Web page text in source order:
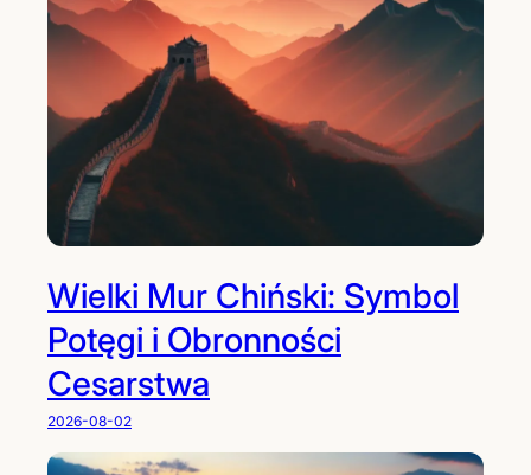
Wielki Mur Chiński: Symbol
Potęgi i Obronności
Cesarstwa
2026-08-02